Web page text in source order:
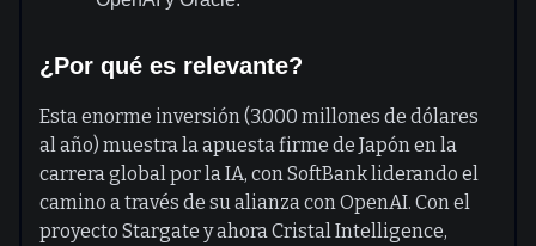
¿Por qué es relevante?
Esta enorme inversión (3.000 millones de dólares
al año) muestra la apuesta firme de Japón en la
carrera global por la IA, con SoftBank liderando el
camino a través de su alianza con OpenAI. Con el
proyecto Stargate y ahora Cristal Intelligence,